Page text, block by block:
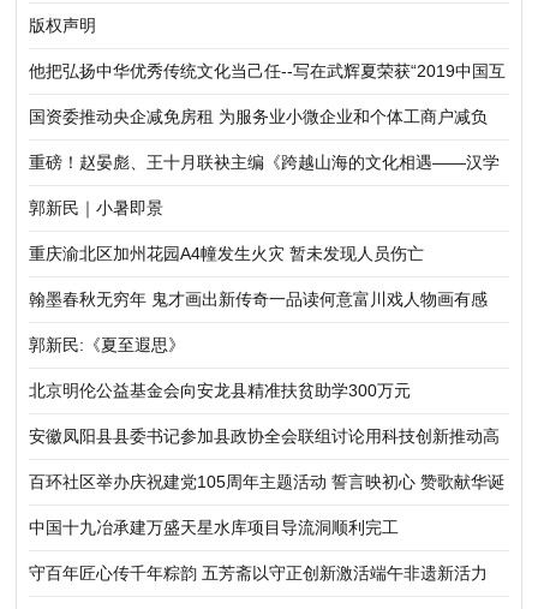
版权声明
他把弘扬中华优秀传统文化当己任--写在武辉夏荣获“2019中国互
联网书画艺术功勋人物”时
国资委推动央企减免房租 为服务业小微企业和个体工商户减负
重磅！赵晏彪、王十月联袂主编《跨越山海的文化相遇——汉学
家眼中的中国》正式出版发行
郭新民｜小暑即景
重庆渝北区加州花园A4幢发生火灾 暂未发现人员伤亡
翰墨春秋无穷年 鬼才画出新传奇一品读何意富川戏人物画有感
郭新民:《夏至遐思》
北京明伦公益基金会向安龙县精准扶贫助学300万元
安徽凤阳县县委书记参加县政协全会联组讨论用科技创新推动高
质量发展
百环社区举办庆祝建党105周年主题活动 誓言映初心 赞歌献华诞
中国十九冶承建万盛天星水库项目导流洞顺利完工
守百年匠心传千年粽韵 五芳斋以守正创新激活端午非遗新活力